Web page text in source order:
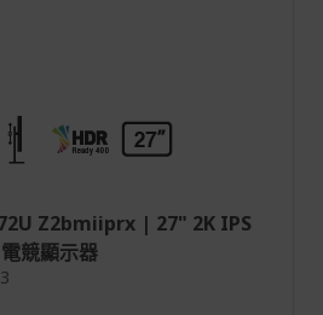
Z2bmiiprx | 27" 2K IPS
競顯示器